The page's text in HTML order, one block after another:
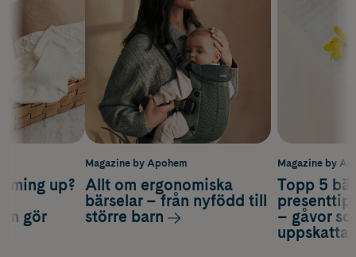
Magazine by
Topp 5
– gåvor
up?
gör
Magazine by Apohem
Allt om ergonomiska
bärselar – från nyfödd till
större barn